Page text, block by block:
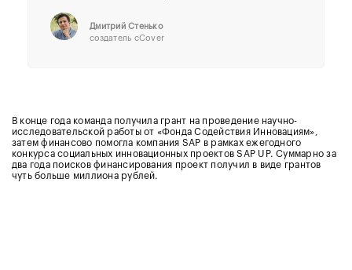
Дмитрий Стенько
создатель cCover
В конце года команда получила грант на проведение научно-
исследовательской работы от «Фонда Содействия Инновациям»,
затем финансово помогла компания SAP в рамках ежегодного
конкурса социальных инновационных проектов SAP UP. Суммарно за
два года поисков финансирования проект получил в виде грантов
чуть больше миллиона рублей.